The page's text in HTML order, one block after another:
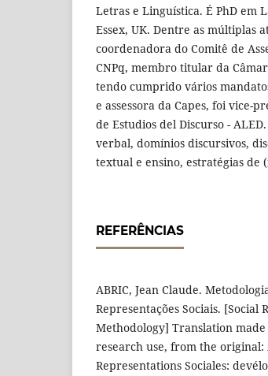
Letras e Linguística. É PhD em
Essex, UK. Dentre as múltiplas
coordenadora do Comitê de
CNPq, membro titular da
tendo cumprido vários
e assessora da Capes, foi vice-
de Estudios del Discurso -
verbal, domínios discursivos,
textual e ensino, estratégias de
REFERÊNCIAS
ABRIC, Jean Claude.
Representações Sociais.
Methodology] Translation
research use, from the original:
Representations Sociales: